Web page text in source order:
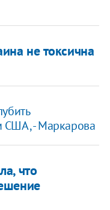
не токсична
США, - Маркарова
что